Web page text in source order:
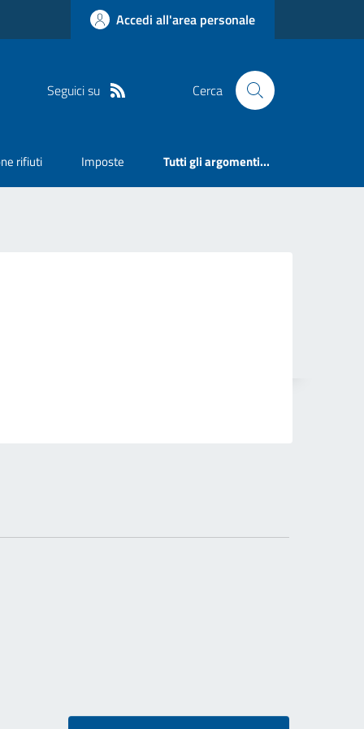
Accedi all'area personale
Seguici su Cerca
rifiuti Imposte Tutti gli argomenti...